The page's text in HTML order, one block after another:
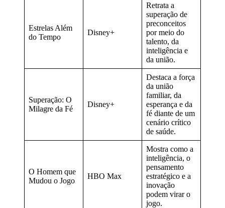
Estrelas Além
do Tempo
Disney+
Retrata a
superação de
preconceitos
por meio do
talento, da
inteligência e
da união.
Superação: O
Milagre da Fé
Disney+
Destaca a força
da união
familiar, da
esperança e da
fé diante de um
cenário crítico
de saúde.
O Homem que
Mudou o Jogo
HBO Max
Mostra como a
inteligência, o
pensamento
estratégico e a
inovação
podem virar o
jogo.